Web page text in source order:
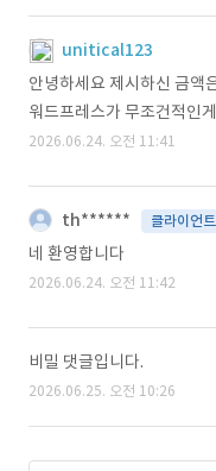
unitical123
안녕하세요 제시하신 금액
워드프레스가 무조건적인
2026.06.24. 오전 11:41
th****** 클라이언트
네 환영합니다
2026.06.24. 오전 11:42
비밀 댓글입니다.
2026.06.25. 오전 10:26